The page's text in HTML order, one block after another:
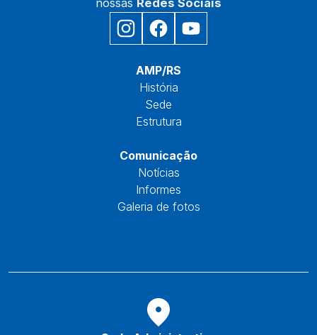
AMP/RS
História
Sede
Estrutura
Comunicação
Notícias
Informes
Galeria de fotos